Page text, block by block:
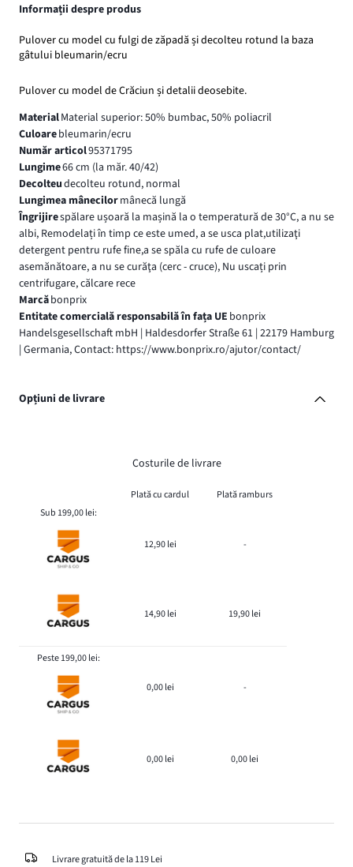
Informații despre produs
Pulover cu model cu fulgi de zăpadă și decolteu rotund la baza
gâtului bleumarin/ecru
Pulover cu model de Crăciun și detalii deosebite.
MaterialMaterial superior: 50% bumbac, 50% poliacril
Culoarebleumarin/ecru
Număr articol95371795
Lungime66 cm (la măr. 40/42)
Decolteudecolteu rotund, normal
Lungimea mânecilormânecă lungă
Îngrijirespălare ușoară la mașină la o temperatură de 30°C, a nu se
albi, Remodelați în timp ce este umed, a se usca plat,utilizaţi
detergent pentru rufe fine,a se spăla cu rufe de culoare
asemănătoare, a nu se curăţa (cerc - cruce), Nu uscați prin
centrifugare, călcare rece
Marcăbonprix
Entitate comercială responsabilă în fața UE bonprix
Handelsgesellschaft mbH | Haldesdorfer Straße 61 | 22179 Hamburg
| Germania, Contact: https://www.bonprix.ro/ajutor/contact/
Opțiuni de livrare
Costurile de livrare
Plată cu cardul
Plată ramburs
Sub 199,00 lei:
12,90 lei -
14,90 lei 19,90 lei
Peste 199,00 lei:
0,00 lei -
0,00 lei 0,00 lei
Livrare gratuită de la 119 Lei